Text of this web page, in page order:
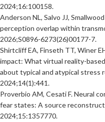
2024;16:100158.
Anderson NL, Salvo JJ,
perception overlap within
2026;S0896-6273(26)00177-7.
Shirtcliff EA, Finseth TT, Winer
impact: What virtual reality-
about typical and atypical stress
2024;14(1):441.
Proverbio AM, Cesati F. Neural
fear states: A source
2024;15:1357770.